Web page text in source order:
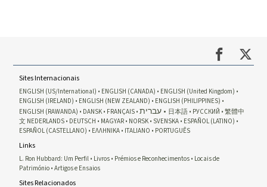
Sites Internacionais
ENGLISH (US/International) ENGLISH (CANADA)
ENGLISH (United Kingdom)
ENGLISH (IRELAND)
ENGLISH (NEW ZEALAND)
ENGLISH (PHILIPPINES)
ENGLISH (RAWANDA)
DANSK FRANÇAIS עברית 日本語 РУССКИЙ
繁體中
文 NEDERLANDS DEUTSCH MAGYAR NORSK SVENSKA ESPAÑOL (LATINO)
ESPAÑOL (CASTELLANO)
ΕΛΛΗΝΙΚA ITALIANO PORTUGUÊS
Links
L. Ron Hubbard: Um Perfil Livros Prémios e Reconhecimentos Locais de
Património Artigos e Ensaios
Sites Relacionados